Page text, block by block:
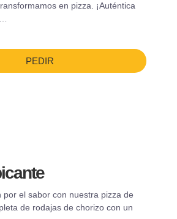
en pizza. ¡Auténtica
PEDIR
por el sabor con nuestra pizza de
de rodajas de chorizo con un